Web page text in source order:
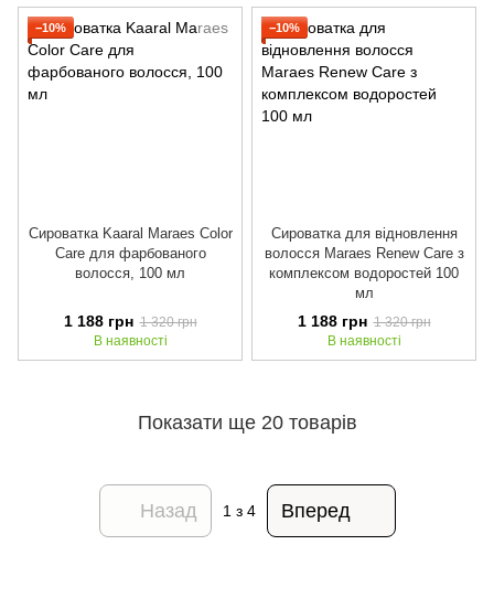
−10%
Сироватка Kaaral Maraes Color
Care для фарбованого
волосся, 100 мл
1 188 грн 1 320 грн
В наявності
−10%
Сироватка для відновлення
волосся Maraes Renew Care з
комплексом водоростей 100
мл
1 188 грн 1 320 грн
В наявності
Показати ще 20 товарів
Назад 1з 4 Вперед